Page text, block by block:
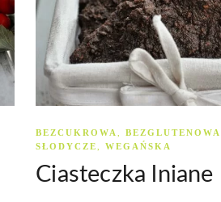
BEZCUKROWA ,BEZGLUTENOWA
SŁODYCZE ,WEGAŃSKA
Ciasteczka lniane